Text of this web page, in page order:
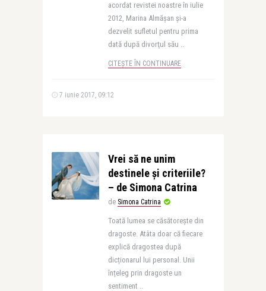
acordat revistei noastre în iulie
2012, Marina Almăşan şi-a
dezvelit sufletul pentru prima
dată după divorţul său ..
CITEȘTE ÎN CONTINUARE
7 iunie 2017, 09:12
Vrei să ne unim
destinele și criteriile?
– de Simona Catrina
de Simona Catrina
Toată lumea se căsătorește din
dragoste. Atâta doar că fiecare
explică dragostea după
dicționarul lui personal. Unii
înțeleg prin dragoste un
sentiment ..